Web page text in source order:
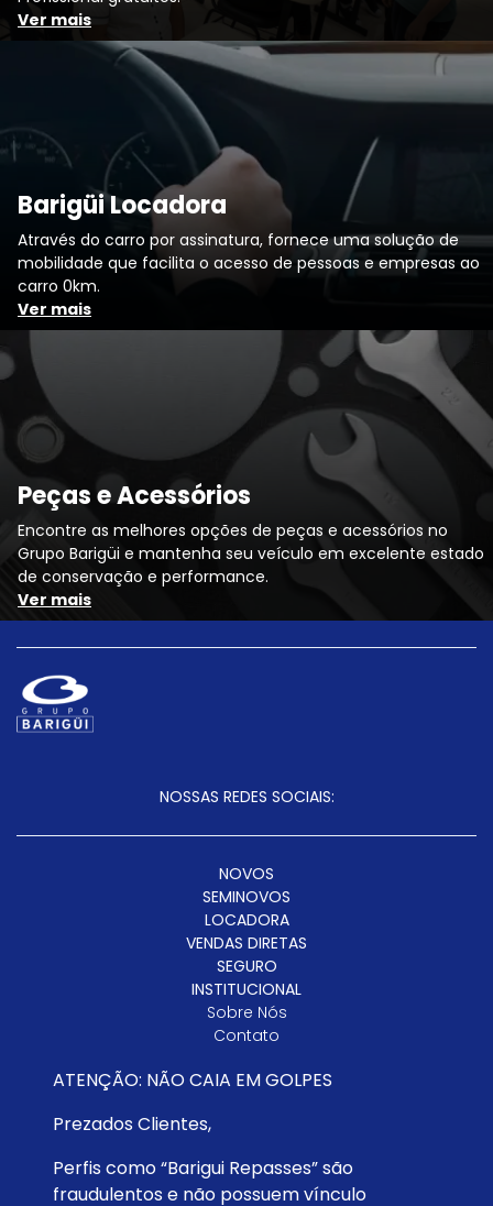
Ver mais
Barigüi Locadora
Através do carro por assinatura, fornece uma solução de
mobilidade que facilita o acesso de pessoas e empresas ao
carro 0km.
Ver mais
Peças e Acessórios
Encontre as melhores opções de peças e acessórios no
Grupo Barigüi e mantenha seu veículo em excelente estado
de conservação e performance.
Ver mais
ATENÇÃO: NÃO CAIA EM GOLPES
Prezados Clientes,
Perfis como “Barigui Repasses” são
fraudulentos e não possuem vínculo
NOSSAS REDES SOCIAIS:
NOVOS
SEMINOVOS
LOCADORA
VENDAS DIRETAS
SEGURO
INSTITUCIONAL
Sobre Nós
Contato
Instituto Barigüi
INSTITUTO BARIGÜI